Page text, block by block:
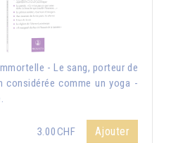
- Le sang, porteur de
comme un yoga -
3.00CHF Ajouter